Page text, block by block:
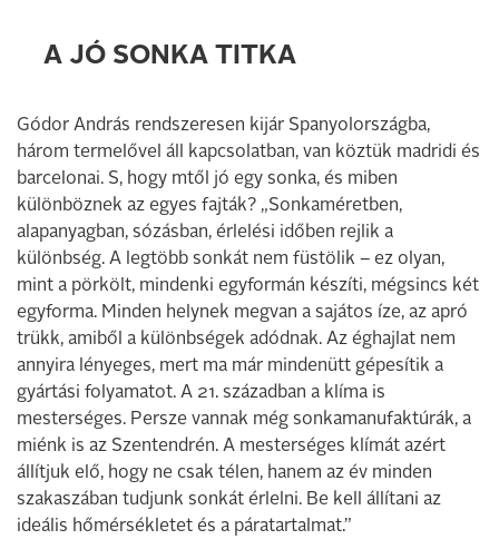
A JÓ SONKA TITKA
Gódor András rendszeresen kijár Spanyolországba,
három termelővel áll kapcsolatban, van köztük madridi és
barcelonai. S, hogy mtől jó egy sonka, és miben
különböznek az egyes fajták? „Sonkaméretben,
alapanyagban, sózásban, érlelési időben rejlik a
különbség. A legtöbb sonkát nem füstölik – ez olyan,
mint a pörkölt, mindenki egyformán készíti, mégsincs két
egyforma. Minden helynek megvan a sajátos íze, az apró
trükk, amiből a különbségek adódnak. Az éghajlat nem
annyira lényeges, mert ma már mindenütt gépesítik a
gyártási folyamatot. A 21. században a klíma is
mesterséges. Persze vannak még sonkamanufaktúrák, a
miénk is az Szentendrén. A mesterséges klímát azért
állítjuk elő, hogy ne csak télen, hanem az év minden
szakaszában tudjunk sonkát érlelni. Be kell állítani az
ideális hőmérsékletet és a páratartalmat.”